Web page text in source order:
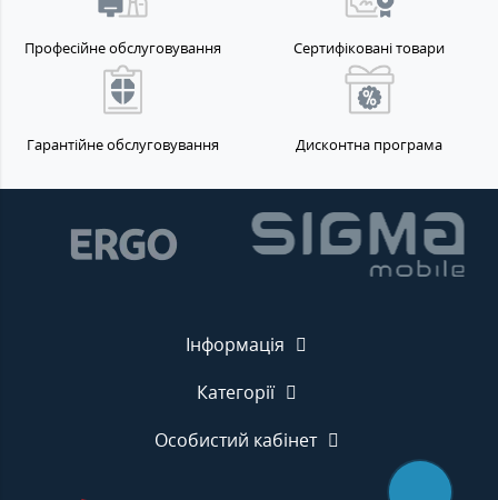
Професійне обслуговування Сертифіковані товари
Гарантійне обслуговування Дисконтна програма
Інформація
Категорії
Особистий кабінет